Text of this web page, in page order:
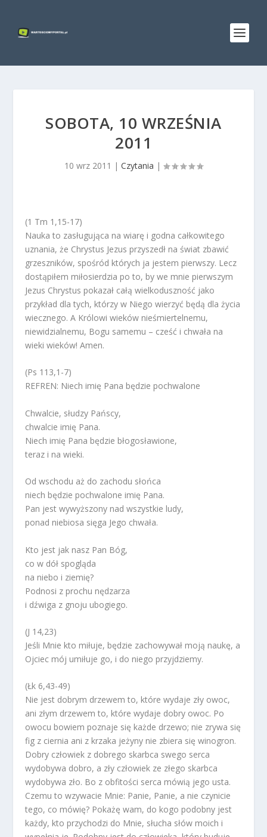
SOBOTA, 10 WRZEŚNIA
2011
10 wrz 2011 | Czytania |
(1 Tm 1,15-17)
Nauka to zasługująca na wiarę i godna całkowitego
uznania, że Chrystus Jezus przyszedł na świat zbawić
grzeszników, spośród których ja jestem pierwszy. Lecz
dostąpiłem miłosierdzia po to, by we mnie pierwszym
Jezus Chrystus pokazał całą wielkoduszność jako
przykład dla tych, którzy w Niego wierzyć będą dla życia
wiecznego. A Królowi wieków nieśmiertelnemu,
niewidzialnemu, Bogu samemu – cześć i chwała na
wieki wieków! Amen.
(Ps 113,1-7)
REFREN: Niech imię Pana będzie pochwalone
Chwalcie, słudzy Pańscy,
chwalcie imię Pana.
Niech imię Pana będzie błogosławione,
teraz i na wieki.
Od wschodu aż do zachodu słońca
niech będzie pochwalone imię Pana.
Pan jest wywyższony nad wszystkie ludy,
ponad niebiosa sięga Jego chwała.
Kto jest jak nasz Pan Bóg,
co w dół spogląda
na niebo i ziemię?
Podnosi z prochu nędzarza
i dźwiga z gnoju ubogiego.
(J 14,23)
Jeśli Mnie kto miłuje, będzie zachowywał moją naukę, a
Ojciec mój umiłuje go, i do niego przyjdziemy.
(Łk 6,43-49)
Nie jest dobrym drzewem to, które wydaje zły owoc,
ani złym drzewem to, które wydaje dobry owoc. Po
owocu bowiem poznaje się każde drzewo; nie zrywa się
fig z ciernia ani z krzaka jeżyny nie zbiera się winogron.
Dobry człowiek z dobrego skarbca swego serca
wydobywa dobro, a zły człowiek ze złego skarbca
wydobywa zło. Bo z obfitości serca mówią jego usta.
Czemu to wzywacie Mnie: Panie, Panie, a nie czynicie
tego, co mówię? Pokażę wam, do kogo podobny jest
każdy, kto przychodzi do Mnie, słucha słów moich i